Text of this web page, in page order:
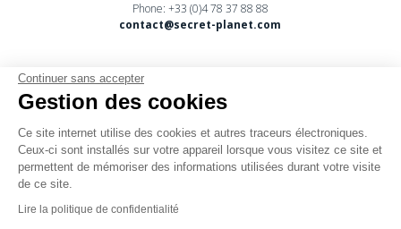
Phone: +33 (0)4 78 37 88 88
contact@secret-planet.com
Youtube
Podcast
Continuer sans accepter
Gestion des cookies
Ce site internet utilise des cookies et autres traceurs électroniques.
Ceux-ci sont installés sur votre appareil lorsque vous visitez ce site et
permettent de mémoriser des informations utilisées durant votre visite
de ce site.
Lire la politique de confidentialité